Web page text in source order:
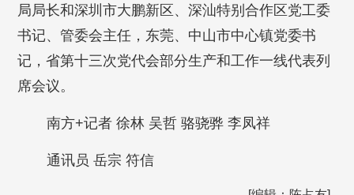
局局长和深圳市大鹏新区、深汕特别合作区党工委
书记、管委会主任，东莞、中山市中心镇党委书
记，省第十三次党代会部分生产和工作一线代表列
席会议。
南方+记者 徐林 吴哲 骆骁骅 李凤祥
通讯员 岳宗 符信